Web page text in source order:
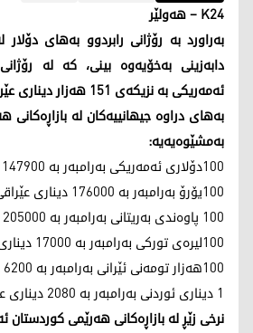
K24 – ھەولێر
بەراورد بە رۆژانی رابردوو بەهای دۆلار
ئەمەریکی بە نزیکەی 151 هەزار دیناری عێراقی ئاڵوگۆڕ دەکرا.
بەھای دراوە جیھانییەکان لە
بەمشێوەیەیە:
100دۆلاری ئەمەریکی بەرامبەر بە 147900 دیناری عێراقی
100یۆرۆ بەرامبەر بە 176000 دیناری عێراقی
100 ­پاوەندی بەریتانی بەرامبەر بە 205000 دیناری عێراقی
100لیرەی تورکی بەرامبەر بە 17000 دیناری عێراقی
100ھەزار تومەنی ئێرانی بەرامبەر بە 6200 دیناری عێراقی
1 دیناری ئوردنی بەرامبەر بە 2080 دیناری عێراقی
نرخی زێڕ لە بازاڕەکانی ھەرێمی